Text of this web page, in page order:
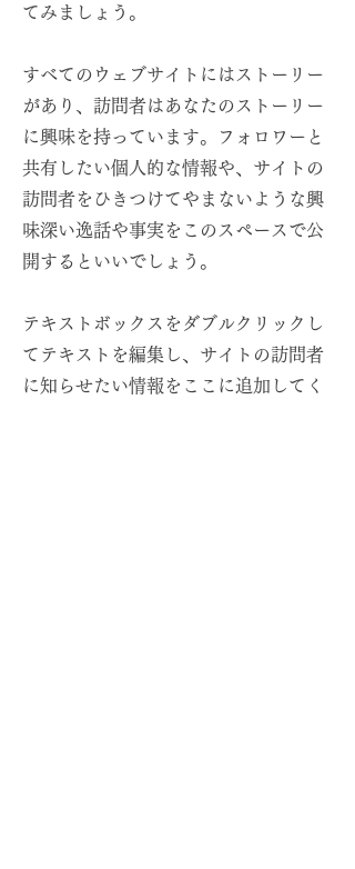
てみましょう。
すべてのウェブサイトにはストーリー
があり、訪問者はあなたのストーリー
に興味を持っています。フォロワーと
共有したい個人的な情報や、サイトの
訪問者をひきつけてやまないような興
味深い逸話や事実をこのスペースで公
開するといいでしょう。
テキストボックスをダブルクリックし
てテキストを編集し、サイトの訪問者
に知らせたい情報をここに追加してく